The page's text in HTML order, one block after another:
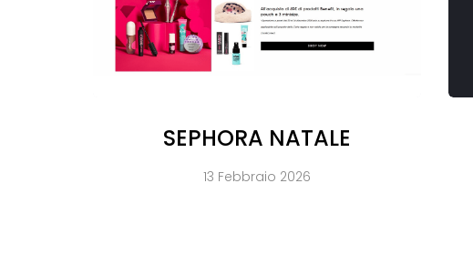
SEPHORA NATALE
13 Febbraio 2026